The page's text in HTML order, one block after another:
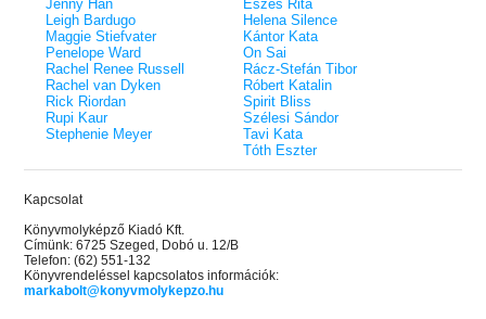
Jenny Han
Leigh Bardugo
Maggie Stiefvater
Penelope Ward
Rachel Renee Russell
Rachel van Dyken
Rick Riordan
Rupi Kaur
Stephenie Meyer
Eszes Rita
Helena Silence
Kántor Kata
On Sai
Rácz-Stefán Tibor
Róbert Katalin
Spirit Bliss
Szélesi Sándor
Tavi Kata
Tóth Eszter
Kapcsolat
Könyvmolyképző Kiadó Kft.
Címünk: 6725 Szeged, Dobó u. 12/B
Telefon: (62) 551-132
Könyvrendeléssel kapcsolatos információk:
markabolt@konyvmolykepzo.hu